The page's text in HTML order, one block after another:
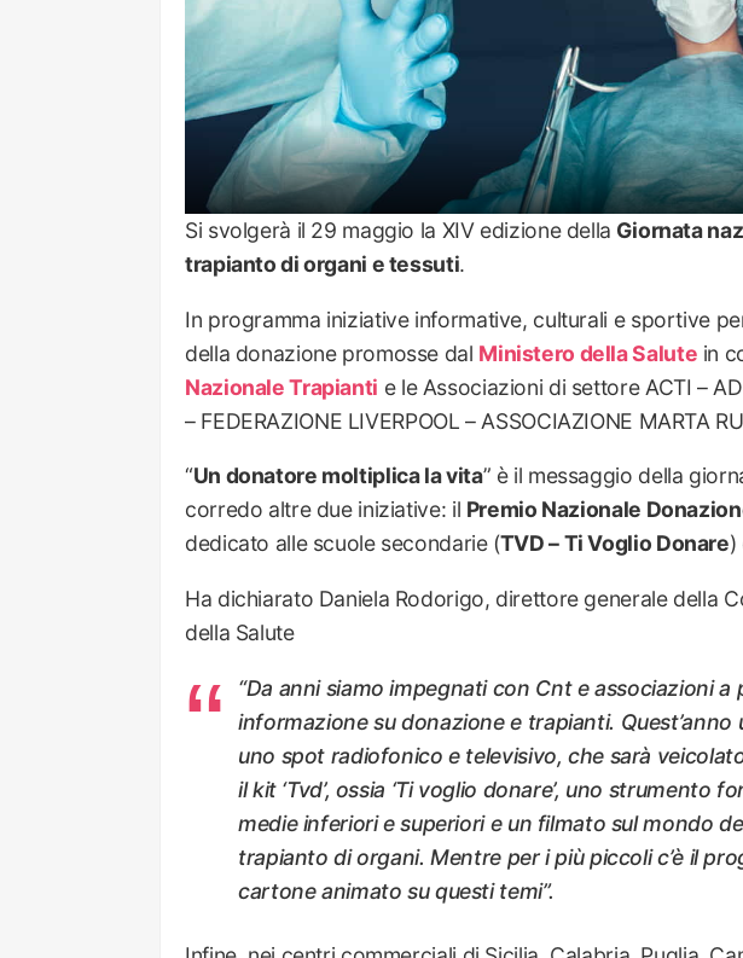
Si svolgerà il 29 maggio la XIV edizione della Giornata
trapianto di organi e tessuti.
In programma iniziative informative, culturali e sportive
della donazione promosse dal Ministero della Salute in
Nazionale Trapianti e le Associazioni di settore ACTI –
– FEDERAZIONE LIVERPOOL – ASSOCIAZIONE MARTA
“Un donatore moltiplica la vita” è il messaggio della
corredo altre due iniziative: il Premio Nazionale
dedicato alle scuole secondarie (TVD – Ti Voglio Donare)
Ha dichiarato Daniela Rodorigo, direttore generale della
della Salute
“Da anni siamo impegnati con Cnt e associazioni
informazione su donazione e trapianti. Quest’anno
uno spot radiofonico e televisivo, che sarà
il kit ‘Tvd’, ossia ‘Ti voglio donare’, uno strumento
medie inferiori e superiori e un filmato sul mondo
trapianto di organi. Mentre per i più piccoli c’è il
cartone animato su questi temi”.